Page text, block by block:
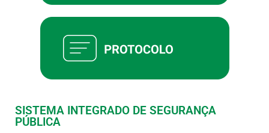
SISTEMA INTEGRADO DE SEGURANÇA
PÚBLICA